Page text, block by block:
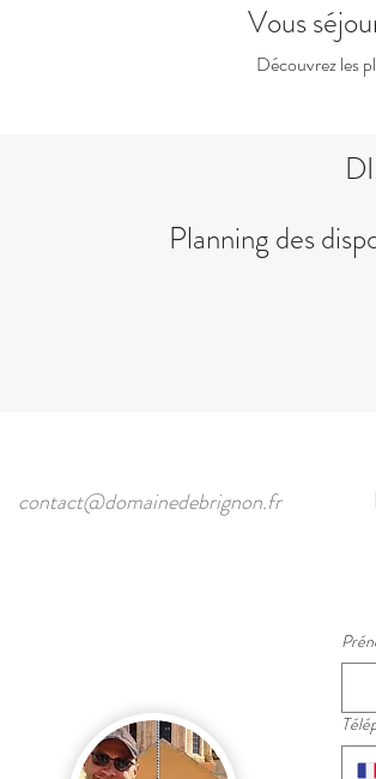
Découvrez les
Vous
Planning des
contact@domainedebrignon.fr